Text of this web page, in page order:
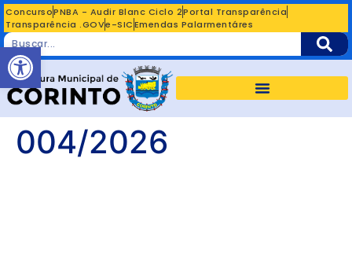
ConcursoPNBA - Audir Blanc Ciclo 2Portal Transparência
Transparência .GOVe-SICEmendas Palarmentáres
004/2026
Abrir a barra de ferramentas